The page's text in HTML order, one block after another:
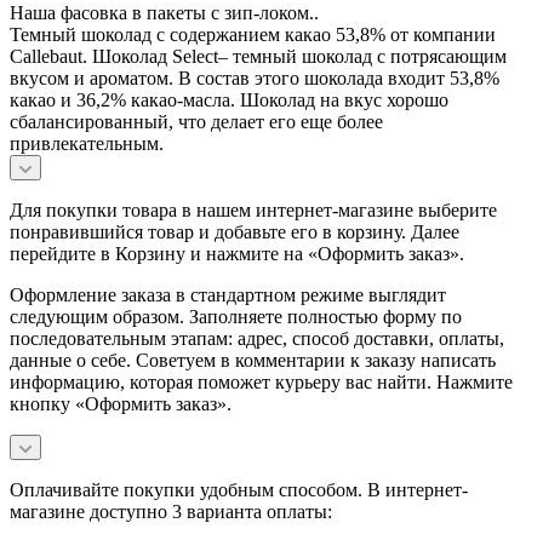
Наша фасовка в пакеты с зип-локом..
Темный шоколад с содержанием какао 53,8% от компании
Callebaut. Шоколад Select– темный шоколад с потрясающим
вкусом и ароматом. В состав этого шоколада входит 53,8%
какао и 36,2% какао-масла. Шоколад на вкус хорошо
сбалансированный, что делает его еще более
привлекательным.
Для покупки товара в нашем интернет-магазине выберите
понравившийся товар и добавьте его в корзину. Далее
перейдите в Корзину и нажмите на «Оформить заказ».
Оформление заказа в стандартном режиме выглядит
следующим образом. Заполняете полностью форму по
последовательным этапам: адрес, способ доставки, оплаты,
данные о себе. Советуем в комментарии к заказу написать
информацию, которая поможет курьеру вас найти. Нажмите
кнопку «Оформить заказ».
Оплачивайте покупки удобным способом. В интернет-
магазине доступно 3 варианта оплаты: